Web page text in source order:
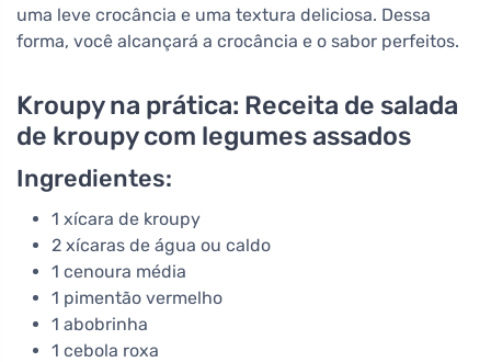
uma leve crocância e uma textura deliciosa. Dessa
forma, você alcançará a crocância e o sabor perfeitos.
Kroupy na prática: Receita de salada
de kroupy com legumes assados
Ingredientes:
1 xícara de kroupy
2 xícaras de água ou caldo
1 cenoura média
1 pimentão vermelho
1 abobrinha
1 cebola roxa